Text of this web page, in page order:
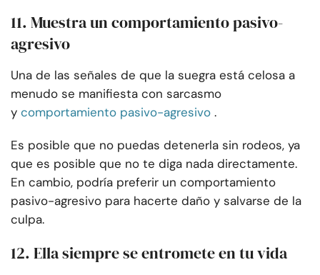
11. Muestra un comportamiento pasivo-
agresivo
Una de las señales de que la suegra está celosa a
menudo se manifiesta con sarcasmo
y comportamiento pasivo-agresivo .
Es posible que no puedas detenerla sin rodeos, ya
que es posible que no te diga nada directamente.
En cambio, podría preferir un comportamiento
pasivo-agresivo para hacerte daño y salvarse de la
culpa.
12. Ella siempre se entromete en tu vida